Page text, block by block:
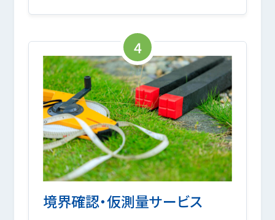
4
境界確認・仮測量サービス